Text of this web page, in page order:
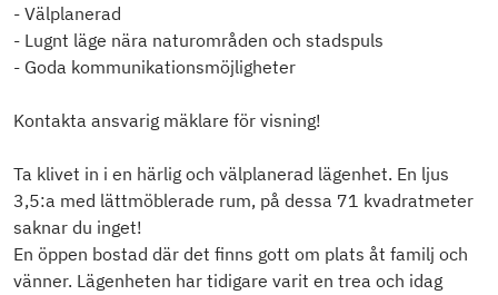
- Välplanerad
- Lugnt läge nära naturområden och stadspuls
- Goda kommunikationsmöjligheter
Kontakta ansvarig mäklare för visning!
Ta klivet in i en härlig och välplanerad lägenhet. En ljus
3,5:a med lättmöblerade rum, på dessa 71 kvadratmeter
saknar du inget!
En öppen bostad där det finns gott om plats åt familj och
vänner. Lägenheten har tidigare varit en trea och idag